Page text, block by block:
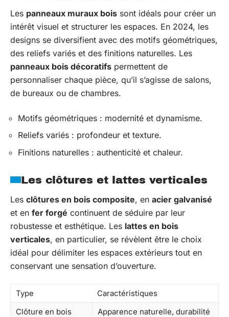
Les panneaux muraux bois sont idéals pour créer un
intérêt visuel et structurer les espaces. En 2024, les
designs se diversifient avec des motifs géométriques,
des reliefs variés et des finitions naturelles. Les
panneaux bois décoratifs permettent de
personnaliser chaque pièce, qu’il s’agisse de salons,
de bureaux ou de chambres.
Motifs géométriques : modernité et dynamisme.
Reliefs variés : profondeur et texture.
Finitions naturelles : authenticité et chaleur.
Les clôtures et lattes verticales
Les clôtures en bois composite, en acier galvanisé
et en fer forgé continuent de séduire par leur
robustesse et esthétique. Les lattes en bois
verticales, en particulier, se révèlent être le choix
idéal pour délimiter les espaces extérieurs tout en
conservant une sensation d’ouverture.
Type
Caractéristiques
Clôture en bois
Apparence naturelle, durabilité